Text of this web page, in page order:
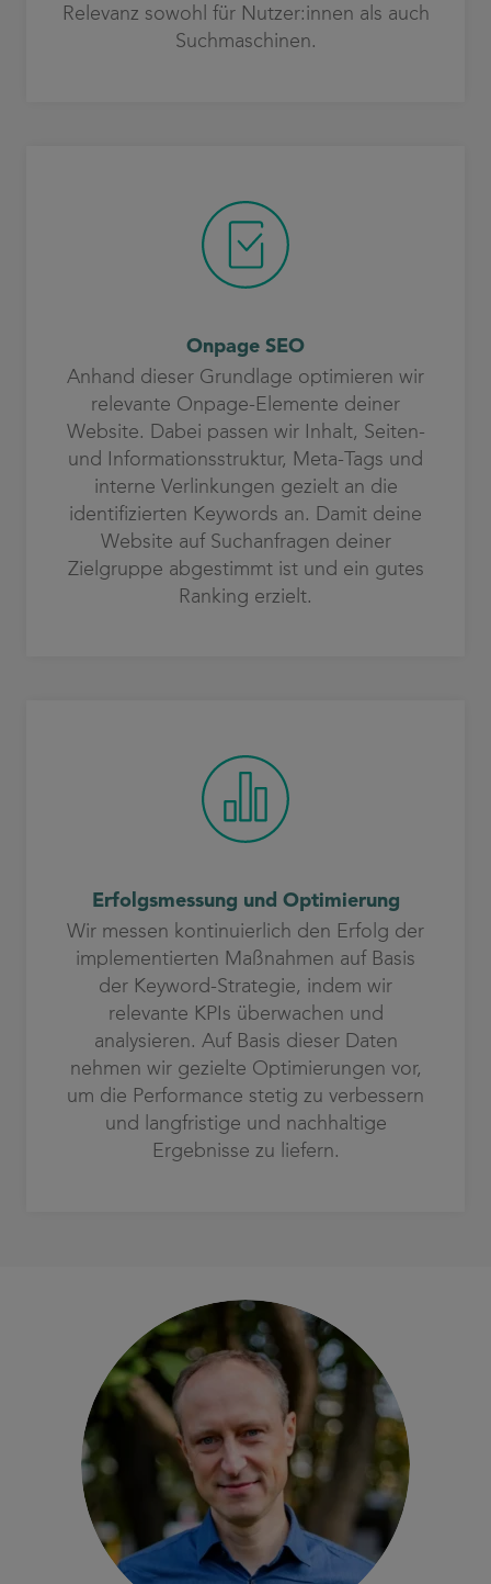
Relevanz sowohl für Nutzer:innen als auch
Suchmaschinen.
Onpage SEO
Anhand dieser Grundlage optimieren wir
relevante Onpage-Elemente deiner
Website. Dabei passen wir Inhalt, Seiten-
und Informationsstruktur, Meta-Tags und
interne Verlinkungen gezielt an die
identifizierten Keywords an. Damit deine
Website auf Suchanfragen deiner
Zielgruppe abgestimmt ist und ein gutes
Ranking erzielt.
Erfolgsmessung und Optimierung
Wir messen kontinuierlich den Erfolg der
implementierten Maßnahmen auf Basis
der Keyword-Strategie, indem wir
relevante KPIs überwachen und
analysieren. Auf Basis dieser Daten
nehmen wir gezielte Optimierungen vor,
um die Performance stetig zu verbessern
und langfristige und nachhaltige
Ergebnisse zu liefern.